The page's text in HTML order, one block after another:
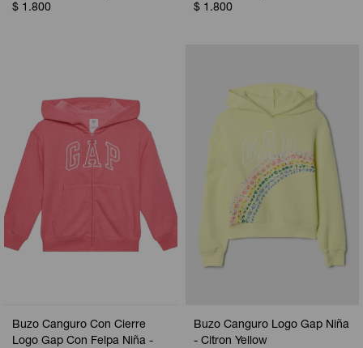
$ 1.800
$ 1.800
Buzo Canguro Con Cierre
Logo Gap Con Felpa Niña -
Buzo Canguro Logo Gap Niña
- Citron Yellow